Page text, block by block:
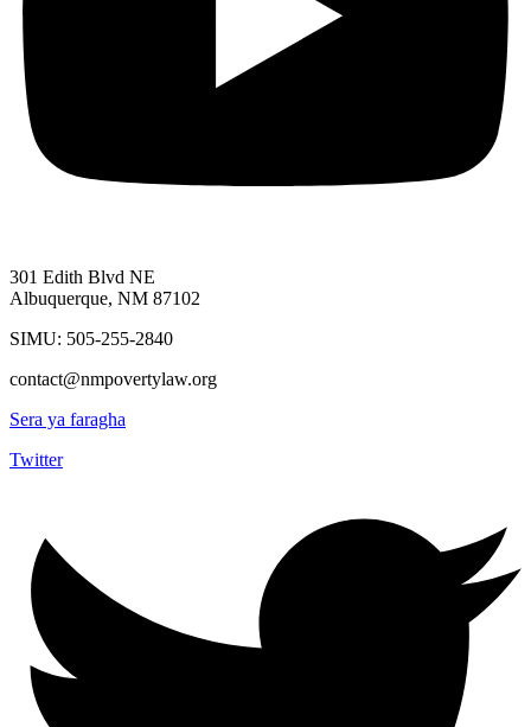
301 Edith Blvd NE
Albuquerque, NM 87102
SIMU: 505-255-2840
contact@nmpovertylaw.org
Sera ya faragha
Twitter